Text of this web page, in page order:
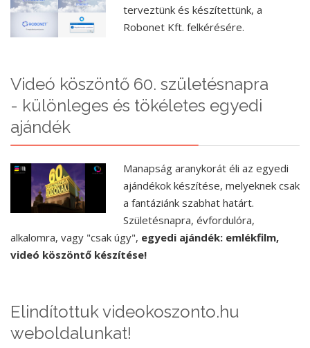
terveztünk és készítettünk, a
Robonet Kft. felkérésére.
Videó köszöntő 60. születésnapra
- különleges és tökéletes egyedi
ajándék
Manapság aranykorát éli az egyedi
ajándékok készítése, melyeknek csak
a fantáziánk szabhat határt.
Születésnapra, évfordulóra,
alkalomra, vagy "csak úgy", egyedi ajándék: emlékfilm,
videó köszöntő készítése!
Elindítottuk videokoszonto.hu
weboldalunkat!